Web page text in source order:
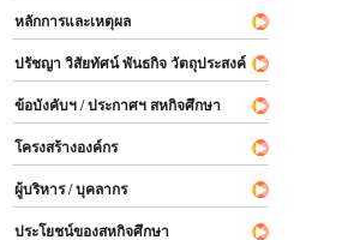
หลักการและเหตุผล
ปรัชญา วิสัยทัศน์ พันธกิจ วัตถุประสงค์
ข้อบังคับฯ / ประกาศฯ สหกิจศึกษา
โครงสร้างองค์กร
ผู้บริหาร / บุคลากร
ประโยชน์ของสหกิจศึกษา